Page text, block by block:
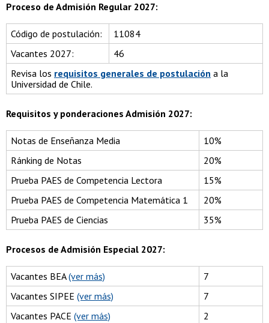
Proceso de Admisión Regular 2027:
Código de postulación:
11084
Vacantes 2027:
46
Revisa los requisitos generales de postulación a la
Universidad de Chile.
Requisitos y ponderaciones Admisión 2027:
Notas de Enseñanza Media
10%
Ránking de Notas
20%
Prueba PAES de Competencia Lectora
15%
Prueba PAES de Competencia Matemática 1
20%
Prueba PAES de Ciencias
35%
Procesos de Admisión Especial 2027:
Vacantes BEA(ver más)
7
Vacantes SIPEE (ver más)
7
Vacantes PACE (ver más)
2